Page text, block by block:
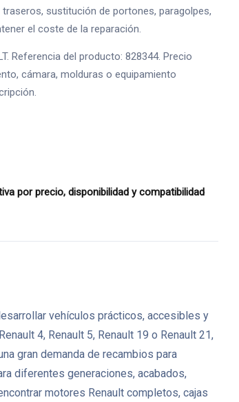
traseros, sustitución de portones, paragolpes,
el coste de la reparación.
Referencia del producto: 828344. Precio
cámara, molduras o equipamiento
por precio, disponibilidad y compatibilidad
vehículos prácticos, accesibles y
4, Renault 5, Renault 19 o Renault 21,
gran demanda de recambios para
diferentes generaciones, acabados,
motores Renault completos, cajas